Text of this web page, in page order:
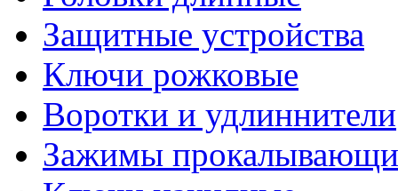
Защитные устройства
Ключи рожковые
Воротки и удлиннители
Зажимы